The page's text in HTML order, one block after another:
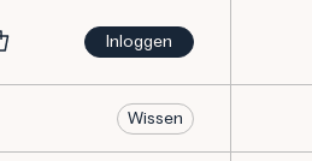
Inloggen
Wissen